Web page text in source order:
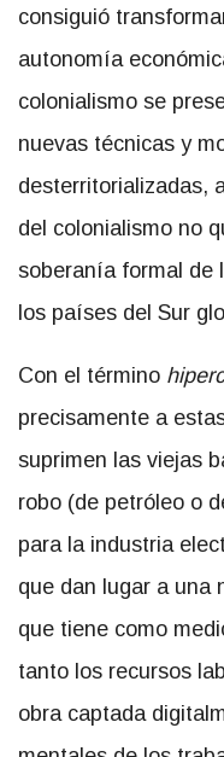
consiguió
autonomía
colonialismo se
nuevas técnicas y
desterritorializadas,
del colonialismo no
soberanía formal de
los países del Sur
Con el término
precisamente a
suprimen las viejas
robo (de petróleo o
para la industria
que dan lugar a una
que tiene como
tanto los recursos
obra captada